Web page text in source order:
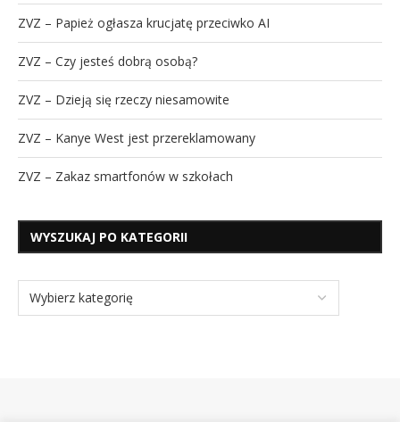
ZVZ – Papież ogłasza krucjatę przeciwko AI
ZVZ – Czy jesteś dobrą osobą?
ZVZ – Dzieją się rzeczy niesamowite
ZVZ – Kanye West jest przereklamowany
ZVZ – Zakaz smartfonów w szkołach
WYSZUKAJ PO KATEGORII